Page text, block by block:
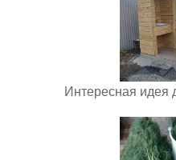
Интересная идея